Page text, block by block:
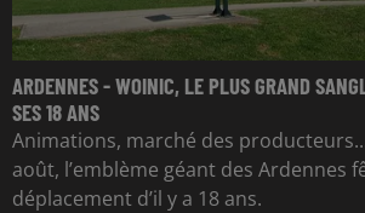
ARDENNES - WOINIC, LE PLUS GRAND
SES 18 ANS
Animations, marché des
août, l’emblème géant des Ardennes
déplacement d’il y a 18 ans.